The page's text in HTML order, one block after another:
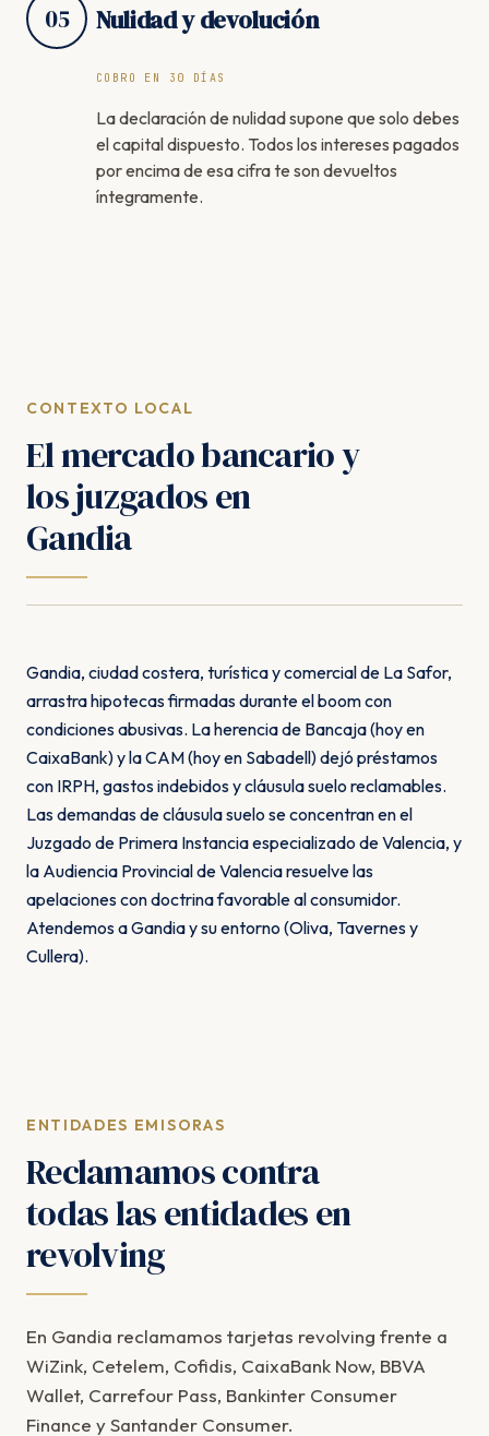
05 Nulidad y devolución
COBRO EN 30 DÍAS
La declaración de nulidad supone que solo debes
el capital dispuesto. Todos los intereses pagados
por encima de esa cifra te son devueltos
íntegramente.
CONTEXTO LOCAL
El mercado bancario y
los juzgados en
Gandia
Gandia, ciudad costera, turística y comercial de La Safor,
arrastra hipotecas firmadas durante el boom con
condiciones abusivas. La herencia de Bancaja (hoy en
CaixaBank) y la CAM (hoy en Sabadell) dejó préstamos
con IRPH, gastos indebidos y cláusula suelo reclamables.
Las demandas de cláusula suelo se concentran en el
Juzgado de Primera Instancia especializado de Valencia, y
la Audiencia Provincial de Valencia resuelve las
apelaciones con doctrina favorable al consumidor.
Atendemos a Gandia y su entorno (Oliva, Tavernes y
Cullera).
ENTIDADES EMISORAS
Reclamamos contra
todas las entidades en
revolving
En Gandia reclamamos tarjetas revolving frente a
WiZink, Cetelem, Cofidis, CaixaBank Now, BBVA
Wallet, Carrefour Pass, Bankinter Consumer
Finance y Santander Consumer.